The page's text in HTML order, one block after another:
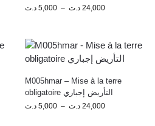
5,000 د.ت – 24,000 د.ت
M005hmar – Mise à la terre
obligatoire التأريض إجباري
5,000 د.ت – 24,000 د.ت